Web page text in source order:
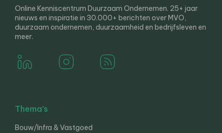
Online Kenniscentrum Duurzaam Ondernemen. 25+ jaar
nieuws en inspiratie in 30.000+ berichten over MVO,
duurzaam ondernemen, duurzaamheid en bedrijfsleven en
meer.
Thema’s
Bouw/Infra & Vastgoed